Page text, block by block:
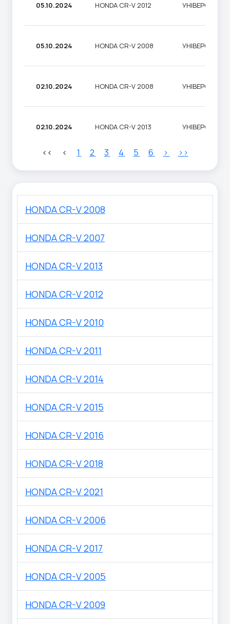
05.10.2024 HONDA CR-V 2012 УНІВЕРСАЛ
05.10.2024 HONDA CR-V 2008 УНІВЕРСАЛ
02.10.2024 HONDA CR-V 2008 УНІВЕРСАЛ
02.10.2024 HONDA CR-V 2013 УНІВЕРСАЛ
<< < 1 2 3 4 5 6 > >>
HONDA CR-V 2008
HONDA CR-V 2007
HONDA CR-V 2013
HONDA CR-V 2012
HONDA CR-V 2010
HONDA CR-V 2011
HONDA CR-V 2014
HONDA CR-V 2015
HONDA CR-V 2016
HONDA CR-V 2018
HONDA CR-V 2021
HONDA CR-V 2006
HONDA CR-V 2017
HONDA CR-V 2005
HONDA CR-V 2009